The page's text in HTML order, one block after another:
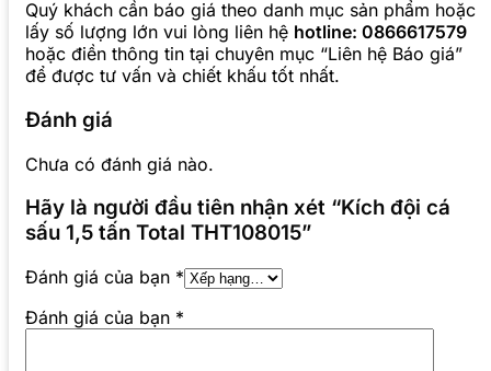
Quý khách cần báo giá theo danh mục sản phẩm hoặc
lấy số lượng lớn vui lòng liên hệ hotline: 0866617579
hoặc điền thông tin tại chuyên mục “Liên hệ Báo giá”
để được tư vấn và chiết khấu tốt nhất.
Đánh giá
Chưa có đánh giá nào.
Hãy là người đầu tiên nhận xét “Kích đội cá
sấu 1,5 tấn Total THT108015”
Đánh giá của bạn *
Đánh giá của bạn *